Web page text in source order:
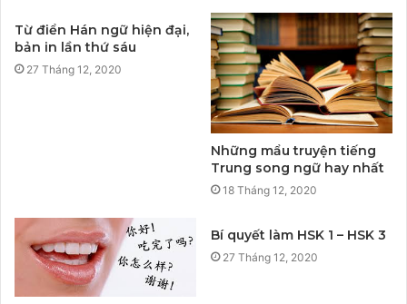
Từ điển Hán ngữ hiện đại,
bản in lần thứ sáu
27 Tháng 12, 2020
Những mẩu truyện tiếng
Trung song ngữ hay nhất
18 Tháng 12, 2020
Bí quyết làm HSK 1 – HSK 3
27 Tháng 12, 2020